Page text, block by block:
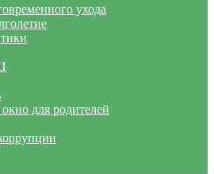
ухода
для родителей